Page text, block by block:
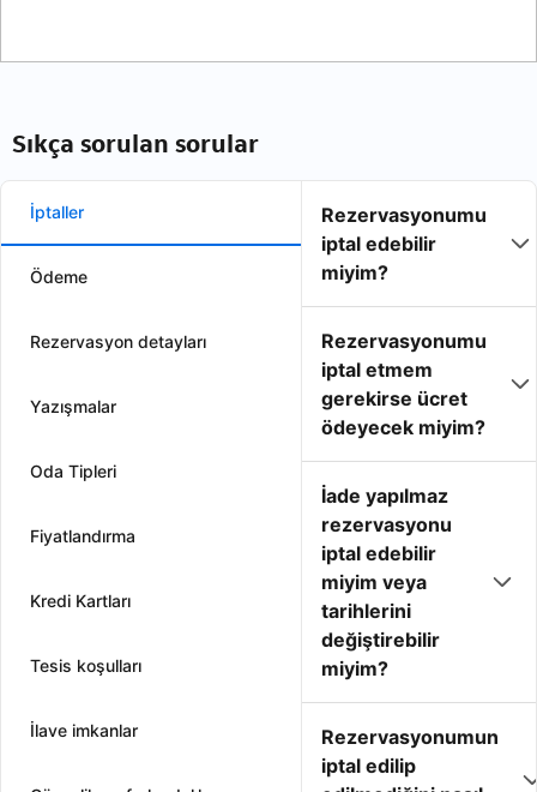
Sıkça sorulan sorular
İptaller
Ödeme
Rezervasyon detayları
Yazışmalar
Oda Tipleri
Fiyatlandırma
Kredi Kartları
Tesis koşulları
İlave imkanlar
Rezervasyonumu
iptal edebilir
miyim?
Rezervasyonumu
iptal etmem
gerekirse ücret
ödeyecek miyim?
İade yapılmaz
rezervasyonu
iptal edebilir
miyim veya
tarihlerini
değiştirebilir
miyim?
Rezervasyonumun
iptal edilip